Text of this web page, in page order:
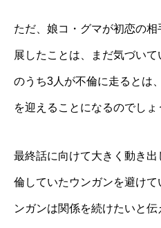
ただ、娘コ・グマが初恋の
展したことは、まだ気づい
のうち3人が不倫に走るとは
を迎えることになるのでしょ
最終話に向けて大きく動き
倫していたウンガンを避け
ンガンは関係を続けたいと